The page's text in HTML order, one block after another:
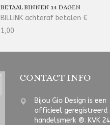
BETAAL BINNEN 14 DAGEN
BILLINK achteraf betalen €
1,00
CONTACT INFO
Bijou Gio Design is een
officieel geregistreerd
handelsmerk ®. KVK